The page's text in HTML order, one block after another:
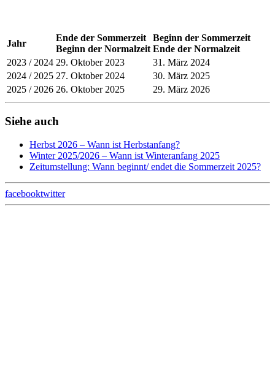
Jahr
Ende der Sommerzeit
Beginn der Normalzeit
Beginn der Sommerzeit
Ende der Normalzeit
2023 / 2024 29. Oktober 2023
31. März 2024
2024 / 2025 27. Oktober 2024
30. März 2025
2025 / 2026 26. Oktober 2025 29. März 2026
Siehe auch
Herbst 2026 – Wann ist Herbstanfang?
Winter 2025/2026 – Wann ist Winteranfang 2025
Zeitumstellung: Wann beginnt/ endet die Sommerzeit 2025?
facebooktwitter